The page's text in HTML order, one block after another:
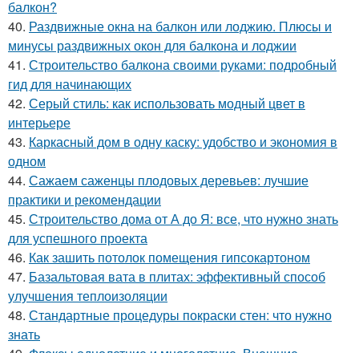
балкон?
40. Раздвижные окна на балкон или лоджию. Плюсы и
минусы раздвижных окон для балкона и лоджии
41. Строительство балкона своими руками: подробный
гид для начинающих
42. Серый стиль: как использовать модный цвет в
интерьере
43. Каркасный дом в одну каску: удобство и экономия в
одном
44. Сажаем саженцы плодовых деревьев: лучшие
практики и рекомендации
45. Строительство дома от А до Я: все, что нужно знать
для успешного проекта
46. Как зашить потолок помещения гипсокартоном
47. Базальтовая вата в плитах: эффективный способ
улучшения теплоизоляции
48. Стандартные процедуры покраски стен: что нужно
знать